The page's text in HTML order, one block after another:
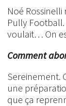
Noé
Pully Football.
voulait… On
Comment
Sereinement.
une
que ça